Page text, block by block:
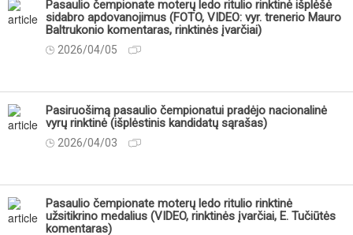
Pasaulio čempionate moterų ledo ritulio rinktinė išplėšė
sidabro apdovanojimus (FOTO, VIDEO: vyr. trenerio Mauro
Baltrukonio komentaras, rinktinės įvarčiai)
2026/04/05
Pasiruošimą pasaulio čempionatui pradėjo nacionalinė
vyrų rinktinė (išplėstinis kandidatų sąrašas)
2026/04/03
Pasaulio čempionate moterų ledo ritulio rinktinė
užsitikrino medalius (VIDEO, rinktinės įvarčiai, E. Tučiūtės
komentaras)